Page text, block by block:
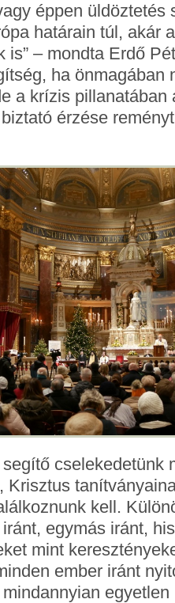
éppen üldöztetés
határain túl, akár
is” – mondta Erdő
ha önmagában
a krízis pillanatában
érzése
cselekedetünk
Krisztus
kell.
egymás iránt,
mint
ember iránt